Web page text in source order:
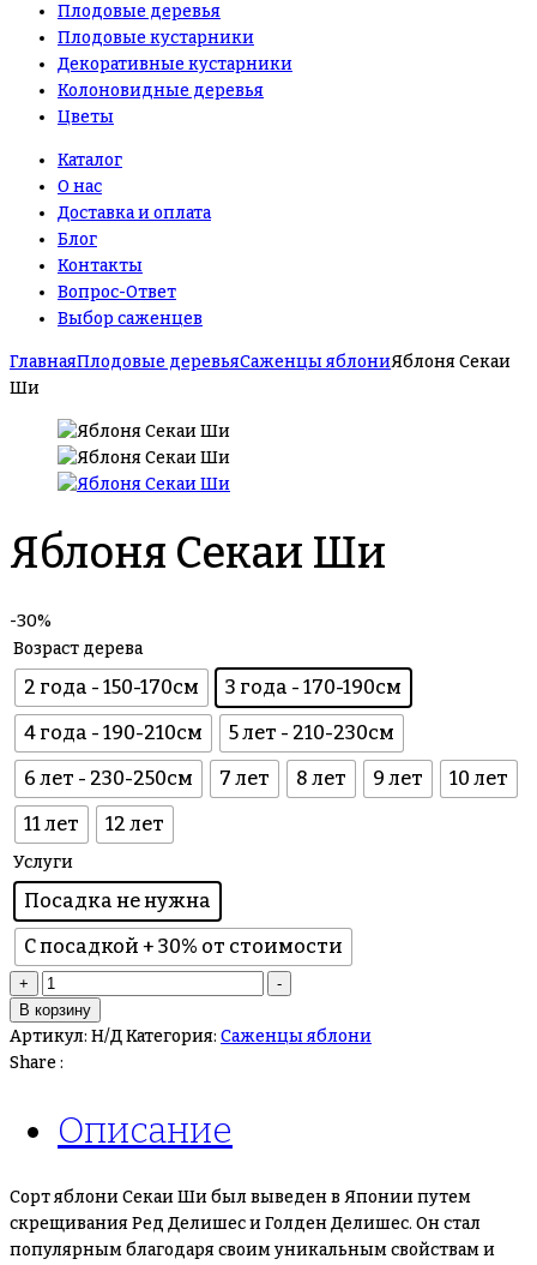
Плодовые деревья
Плодовые кустарники
Декоративные кустарники
Колоновидные деревья
Цветы
Каталог
О нас
Доставка и оплата
Блог
Контакты
Вопрос-Ответ
Выбор саженцев
ГлавнаяПлодовые деревьяСаженцы яблониЯблоня Секаи
Ши
Яблоня Секаи Ши
-30%
Возраст дерева
2 года - 150-170см
3 года - 170-190см
4 года - 190-210см
5 лет - 210-230см
6 лет - 230-250см
7 лет 8 лет 9 лет
10 лет
11 лет
12 лет
Услуги
Посадка не нужна
С посадкой + 30% от стоимости
+
-
В корзину
Артикул: Н/ДКатегория: Саженцы яблони
Share :
Описание
Сорт яблони Секаи Ши был выведен в Японии путем
скрещивания Ред Делишес и Голден Делишес. Он стал
популярным благодаря своим уникальным свойствам и